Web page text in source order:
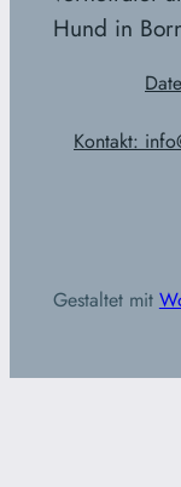
Hund in
Kontakt:
Gestaltet mit